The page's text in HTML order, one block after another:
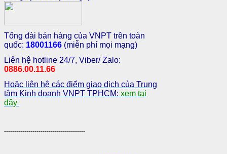
Tổng đài bán hàng của VNPT trên toàn
quốc: 18001166 (miễn phí mọi mạng)
Liên hệ hotline 24/7, Viber/ Zalo:
0886.00.11.66
Hoặc liên hệ các điểm giao dịch của Trung
tâm Kinh doanh VNPT TPHCM: xem tại
đây
----------------------------------------